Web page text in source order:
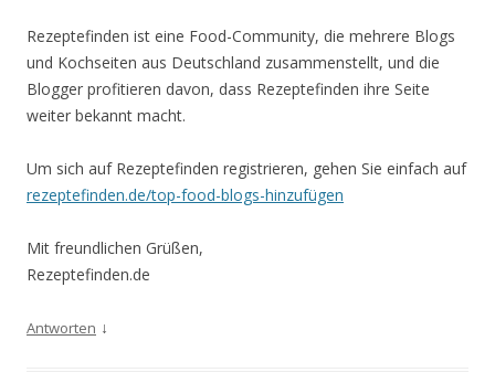
Rezeptefinden ist eine Food-Community, die mehrere Blogs
und Kochseiten aus Deutschland zusammenstellt, und die
Blogger profitieren davon, dass Rezeptefinden ihre Seite
weiter bekannt macht.
Um sich auf Rezeptefinden registrieren, gehen Sie einfach auf
rezeptefinden.de/top-food-blogs-hinzufügen
Mit freundlichen Grüßen,
Rezeptefinden.de
Antworten ↓